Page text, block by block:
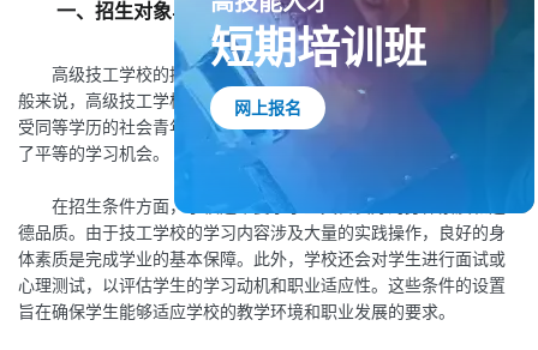
一、招生对象与条件
高级技工学校的招生政策首先明确了招生对象和基本条件。一
般来说，高级技工学校面向初中或高中毕业生招生，部分学校也接
受同等学历的社会青年。招生对象的多样性为不同背景的学生提供
了平等的学习机会。
在招生条件方面，学校通常要求学生具备良好的身体素质和道
德品质。由于技工学校的学习内容涉及大量的实践操作，良好的身
体素质是完成学业的基本保障。此外，学校还会对学生进行面试或
心理测试，以评估学生的学习动机和职业适应性。这些条件的设置
旨在确保学生能够适应学校的教学环境和职业发展的要求。
短期培训班
网上报名